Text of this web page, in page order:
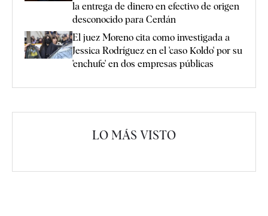
la entrega de dinero en efectivo de origen
desconocido para Cerdán
El juez Moreno cita como investigada a
Jessica Rodríguez en el 'caso Koldo' por su
'enchufe' en dos empresas públicas
LO MÁS VISTO